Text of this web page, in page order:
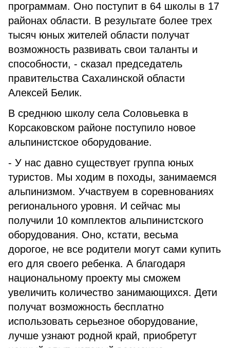
программам. Оно поступит в 64 школы в 17
районах области. В результате более трех
тысяч юных жителей области получат
возможность развивать свои таланты и
способности, - сказал председатель
правительства Сахалинской области
Алексей Белик.
В среднюю школу села Соловьевка в
Корсаковском районе поступило новое
альпинистское оборудование.
- У нас давно существует группа юных
туристов. Мы ходим в походы, занимаемся
альпинизмом. Участвуем в соревнованиях
регионального уровня. И сейчас мы
получили 10 комплектов альпинистского
оборудования. Оно, кстати, весьма
дорогое, не все родители могут сами купить
его для своего ребенка. А благодаря
национальному проекту мы сможем
увеличить количество занимающихся. Дети
получат возможность бесплатно
использовать серьезное оборудование,
лучше узнают родной край, приобретут